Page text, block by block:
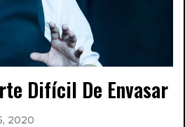
Difícil De Envasar
2020